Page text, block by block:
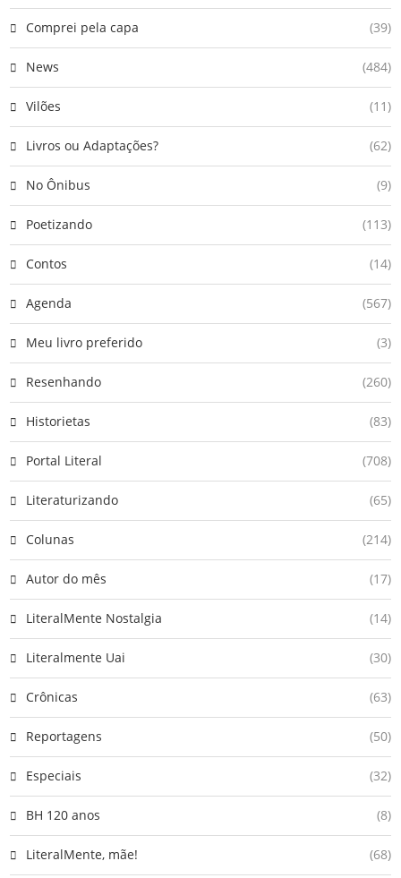
Comprei pela capa (39)
News (484)
Vilões (11)
Livros ou Adaptações? (62)
No Ônibus (9)
Poetizando (113)
Contos (14)
Agenda (567)
Meu livro preferido (3)
Resenhando (260)
Historietas (83)
Portal Literal (708)
Literaturizando (65)
Colunas (214)
Autor do mês (17)
LiteralMente Nostalgia (14)
Literalmente Uai (30)
Crônicas (63)
Reportagens (50)
Especiais (32)
BH 120 anos (8)
LiteralMente, mãe! (68)